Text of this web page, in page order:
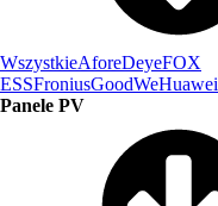
WszystkieAforeDeyeFOX
ESSFroniusGoodWeHuawei
Panele PV